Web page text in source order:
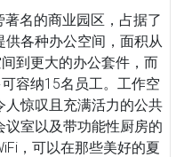
名的商业园区，占据了
各种办公空间，面积从
到更大的办公套件，而
容纳15名员工。工作空
人惊叹且充满活力的公共
室以及带功能性厨房的
，可以在那些美好的夏